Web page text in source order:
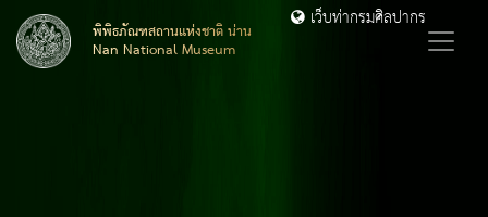
พิพิธภัณฑสถานแห่งชาติ น่าน
Nan National Museum
เว็บท่ากรมศิลปากร